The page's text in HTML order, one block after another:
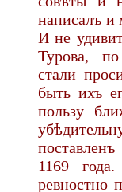
написалъ и
И не
Турова,
стали
быть ихъ
пользу
1169
ревностно